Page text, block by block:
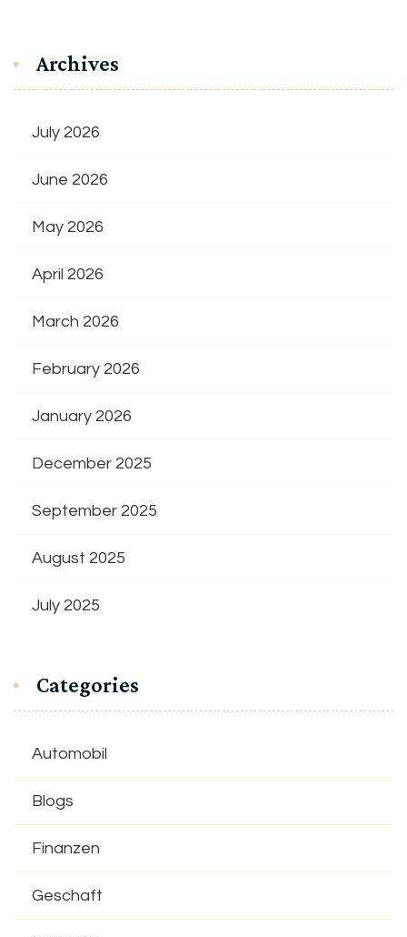
Archives
July 2026
June 2026
May 2026
April 2026
March 2026
February 2026
January 2026
December 2025
September 2025
August 2025
July 2025
Categories
Automobil
Blogs
Finanzen
Geschaft